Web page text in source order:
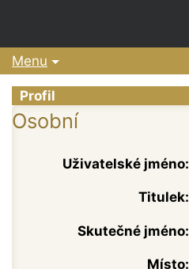
Menu
Profil
Osobní
Uživatelské jméno:
Titulek:
Skutečné jméno:
Místo: